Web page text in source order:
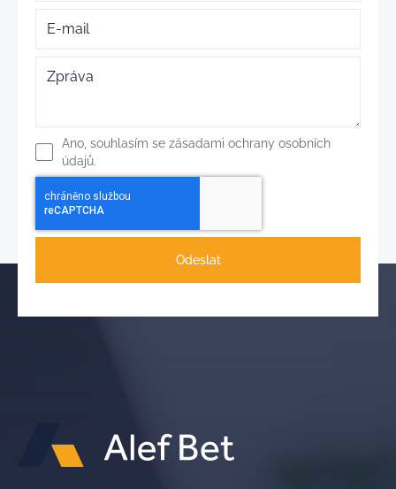
Ano, souhlasím se zásadami ochrany osobních
údajů.
Odeslat